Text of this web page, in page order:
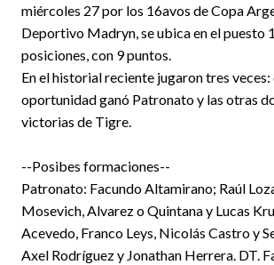
miércoles 27 por los 16avos de Copa
Deportivo Madryn, se ubica en el puesto
posiciones, con 9 puntos.
En el historial reciente jugaron tres veces:
oportunidad ganó Patronato y las otras
victorias de Tigre.
--Posibes formaciones--
Patronato: Facundo Altamirano; Raúl
Mosevich, Alvarez o Quintana y Lucas
Acevedo, Franco Leys, Nicolás Castro y
Axel Rodríguez y Jonathan Herrera. DT.